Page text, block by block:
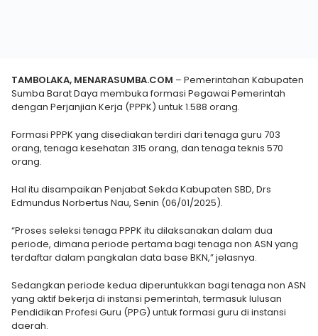
TAMBOLAKA, MENARASUMBA.COM – Pemerintahan Kabupaten
Sumba Barat Daya membuka formasi Pegawai Pemerintah
dengan Perjanjian Kerja (PPPK) untuk 1.588 orang.
Formasi PPPK yang disediakan terdiri dari tenaga guru 703
orang, tenaga kesehatan 315 orang, dan tenaga teknis 570
orang.
Hal itu disampaikan Penjabat Sekda Kabupaten SBD, Drs
Edmundus Norbertus Nau, Senin (06/01/2025).
“Proses seleksi tenaga PPPK itu dilaksanakan dalam dua
periode, dimana periode pertama bagi tenaga non ASN yang
terdaftar dalam pangkalan data base BKN,” jelasnya.
Sedangkan periode kedua diperuntukkan bagi tenaga non ASN
yang aktif bekerja di instansi pemerintah, termasuk lulusan
Pendidikan Profesi Guru (PPG) untuk formasi guru di instansi
daerah.